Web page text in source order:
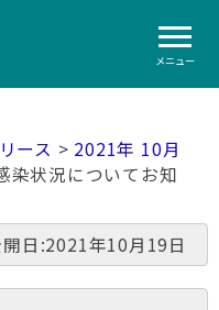
メニュー
ース > 2021年 10月
染状況についてお知
日:2021年10月19日